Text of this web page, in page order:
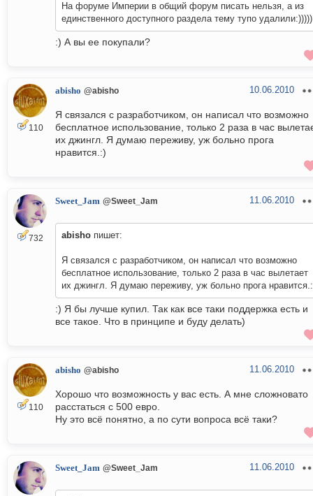
На форуме Империи в общий форум писать нельзя, а из
единственного доступного раздела тему тупо удалили:)))))
:) А вы ее покупали?
110
abisho @abisho 10.06.2010
Я связался с разработчиком, он написал что возможно
бесплатное использование, только 2 раза в час
их джингл. Я думаю переживу, уж больно прога
нравится.:)
732
Sweet_Jam @Sweet_Jam 11.06.2010
abisho пишет:
Я связался с разработчиком, он написал что возможно
бесплатное использование, только 2 раза в час вылетает
их джингл. Я думаю переживу, уж больно прога
:) Я бы лучше купил. Так как все таки поддержка есть и
все такое. Что в принципе и буду делать)
110
abisho @abisho 11.06.2010
Хорошо что возможность у вас есть. А мне сложновато
расстаться с 500 евро.
Ну это всё понятно, а по сути вопроса всё таки?
Sweet_Jam @Sweet_Jam 11.06.2010